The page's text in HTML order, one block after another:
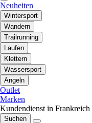
Neuheiten
Wintersport
Wandern
Trailrunning
Laufen
Klettern
Wassersport
Angeln
Outlet
Marken
Kundendienst in Frankreich
Suchen